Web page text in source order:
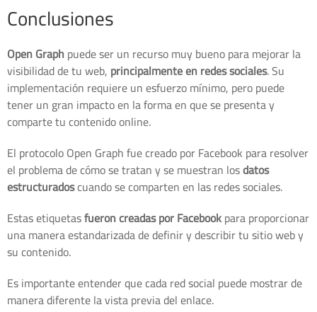
Conclusiones
Open Graphpuede ser un recurso muy bueno para mejorar la
visibilidad de tu web, principalmente en redes sociales. Su
implementación requiere un esfuerzo mínimo, pero puede
tener un gran impacto en la forma en que se presenta y
comparte tu contenido online.
El protocolo Open Graph fue creado por Facebook para resolver
el problema de cómo se tratan y se muestran losdatos
estructuradoscuando se comparten en las redes sociales.
Estas etiquetasfueron creadas por Facebookpara proporcionar
una manera estandarizada de definir y describir tu sitio web y
su contenido.
Es importante entender que cada red social puede mostrar de
manera diferente la vista previa del enlace.